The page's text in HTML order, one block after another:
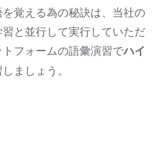
覚える為の秘訣は、当社の
と並行して実行していただ
フォームの語彙演習でハイ
ましょう。